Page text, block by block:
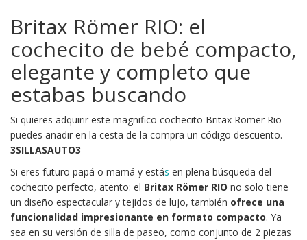
Britax Römer RIO: el
cochecito de bebé compacto,
elegante y completo que
estabas buscando
Si quieres adquirir este magnifico cochecito Britax Römer Rio
puedes añadir en la cesta de la compra un código descuento.
3SILLASAUTO3
Si eres futuro papá o mamá y estás en plena búsqueda del
cochecito perfecto, atento: el Britax Römer RIO no solo tiene
un diseño espectacular y tejidos de lujo, también ofrece una
funcionalidad impresionante en formato compacto. Ya
sea en su versión de silla de paseo, como conjunto de 2 piezas